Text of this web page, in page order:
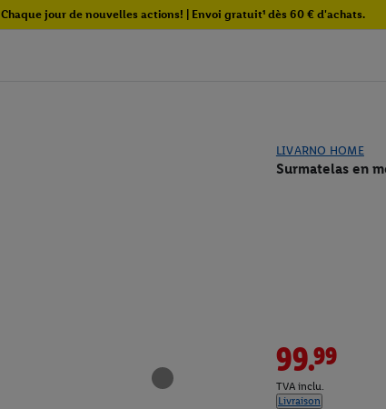
Chaque jour de nouvelles actions! | Envoi gratuit¹ dès 60 € d'achats.
LIVARNO HOME
Surmatelas en
99.99
TVA inclu.
Livraison